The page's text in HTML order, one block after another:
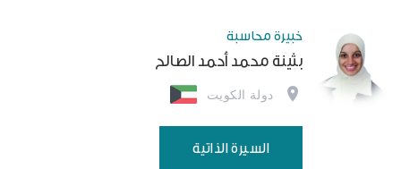
خبيرة محاسبة
بثينة محمد أحمد الصالح
دولة الكويت
السيرة الذاتية